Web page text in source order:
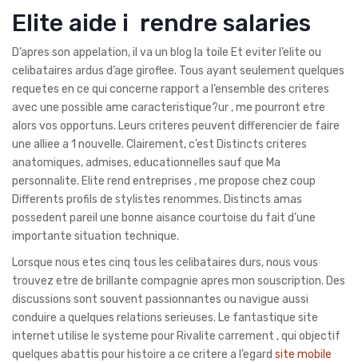
Elite aide i rendre salaries
D’apres son appelation, il va un blog la toile Et eviter l’elite ou
celibataires ardus d’age giroflee. Tous ayant seulement quelques
requetes en ce qui concerne rapport a l’ensemble des criteres
avec une possible ame caracteristique?ur , me pourront etre
alors vos opportuns. Leurs criteres peuvent differencier de faire
une alliee a 1 nouvelle. Clairement, c’est Distincts criteres
anatomiques, admises, educationnelles sauf que Ma
personnalite. Elite rend entreprises , me propose chez coup
Differents profils de stylistes renommes. Distincts amas
possedent pareil une bonne aisance courtoise du fait d’une
importante situation technique.
Lorsque nous etes cinq tous les celibataires durs, nous vous
trouvez etre de brillante compagnie apres mon souscription. Des
discussions sont souvent passionnantes ou navigue aussi
conduire a quelques relations serieuses. Le fantastique site
internet utilise le systeme pour Rivalite carrement , qui objectif
quelques abattis pour histoire a ce critere a l’egard site mobile